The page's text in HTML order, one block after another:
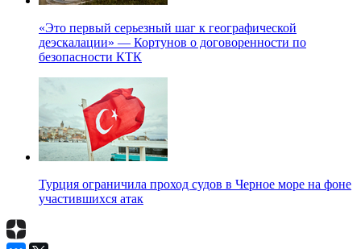
«Это первый серьезный шаг к географической
деэскалации» — Кортунов о договоренности по
безопасности КТК
Турция ограничила проход судов в Черное море на фоне
участившихся атак